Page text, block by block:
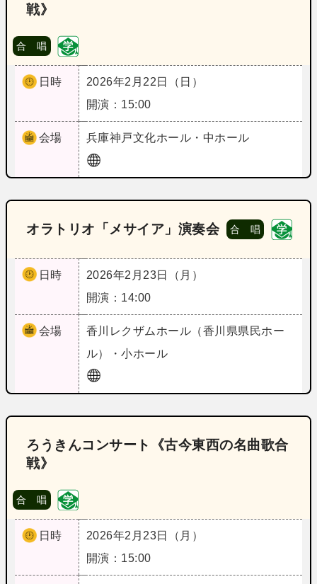
戦》
合 唱
日時
2026年2月22日（日）
開演：15:00
会場 兵庫神戸文化ホール・中ホール
オラトリオ「メサイア」演奏会 合 唱
日時
2026年2月23日（月）
開演：14:00
会場 香川
レクザムホール（香川県県民ホー
ル）・小ホール
ろうきんコンサート《古今東西の名曲歌合
戦》
合 唱
日時
2026年2月23日（月）
開演：15:00